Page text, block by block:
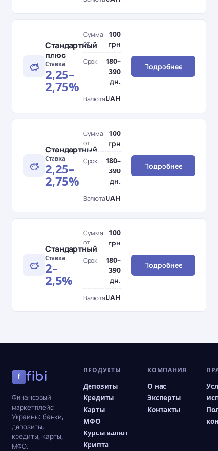
Стандартный
плюс
Ставка
2,25–
2,75%
Сумма
от
100
грн
Срок
180–
390
дн.
ВалютаUAH
Подробнее
Стандартный
Ставка
2,25–
2,75%
Сумма
от
100
грн
Срок
180–
390
дн.
ВалютаUAH
Подробнее
Стандартный
Ставка
2–
2,5%
Сумма
от
100
грн
Срок
180–
390
дн.
ВалютаUAH
Подробнее
f fibi
Финансовый
маркетплейс
Украины: банки,
депозиты,
кредиты, карты,
МФО.
ПРОДУКТЫ
Депозиты
Кредиты
Карты
МФО
Курсы валют
Крипта
КОМПАНИЯ
О нас
Эксперты
Контакты